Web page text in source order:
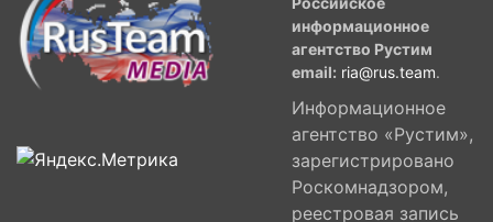
информационное
агентство Рустим
email: ria@rus.team.
Информационное
агентство «Рустим»,
зарегистрировано
Роскомнадзором,
реестровая запись